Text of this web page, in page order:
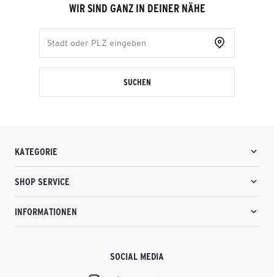
WIR SIND GANZ IN DEINER NÄHE
SUCHEN
KATEGORIE
SHOP SERVICE
INFORMATIONEN
SOCIAL MEDIA